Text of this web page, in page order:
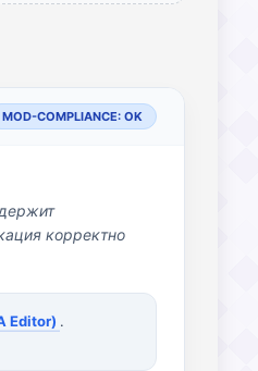
MOD-COMPLIANCE: OK
корректно
Editor) .